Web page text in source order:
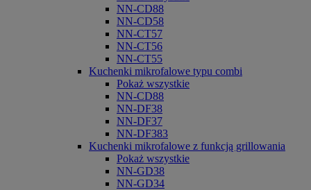
NN-CD88
NN-CD58
NN-CT57
NN-CT56
NN-CT55
Kuchenki mikrofalowe typu combi
Pokaż wszystkie
NN-CD88
NN-DF38
NN-DF37
NN-DF383
Kuchenki mikrofalowe z funkcją grillowania
Pokaż wszystkie
NN-GD38
NN-GD34